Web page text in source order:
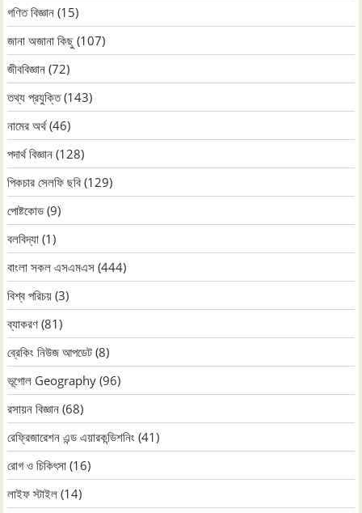
গণিত বিজ্ঞান (15)
জানা অজানা কিছু (107)
জীববিজ্ঞান (72)
তথ্য প্রযুক্তি(143)
নামের অর্থ(46)
পদার্থ বিজ্ঞান (128)
পিকচার সেলফি ছবি (129)
পোষ্টকোড (9)
বলবিদ্যা (1)
বাংলা সকল এসএমএস (444)
বিশ্ব পরিচয় (3)
ব্যাকরণ (81)
ব্রেকিং নিউজ আপডেট (8)
ভূগোল Geography (96)
রসায়ন বিজ্ঞান (68)
রেফ্রিজারেশন এন্ড এয়ারকন্ডিশনিং (41)
রোগ ও চিকিৎসা (16)
লাইফ স্টাইল (14)